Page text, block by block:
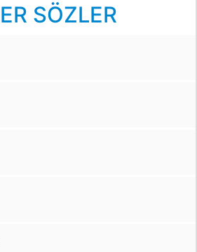
SÖZLER